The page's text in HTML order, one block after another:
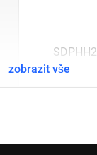
zobrazit vše